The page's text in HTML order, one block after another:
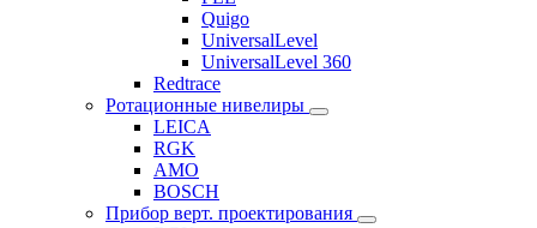
Quigo
UniversalLevel
UniversalLevel 360
Redtrace
Ротационные нивелиры
LEICA
RGK
AMO
BOSCH
Прибор верт. проектирования